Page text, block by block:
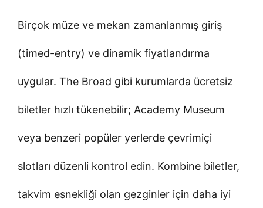
Birçok müze ve mekan zamanlanmış giriş
(timed-entry) ve dinamik fiyatlandırma
uygular. The Broad gibi kurumlarda ücretsiz
biletler hızlı tükenebilir; Academy Museum
veya benzeri popüler yerlerde çevrimiçi
slotları düzenli kontrol edin. Kombine biletler,
takvim esnekliği olan gezginler için daha iyi